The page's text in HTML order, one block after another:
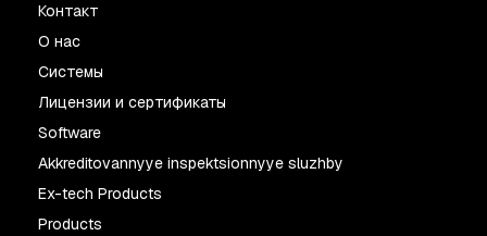
Контакт
О нас
Системы
Лицензии и сертификаты
Software
Akkreditovannyye inspektsionnyye sluzhby
Ex-tech Products
Products